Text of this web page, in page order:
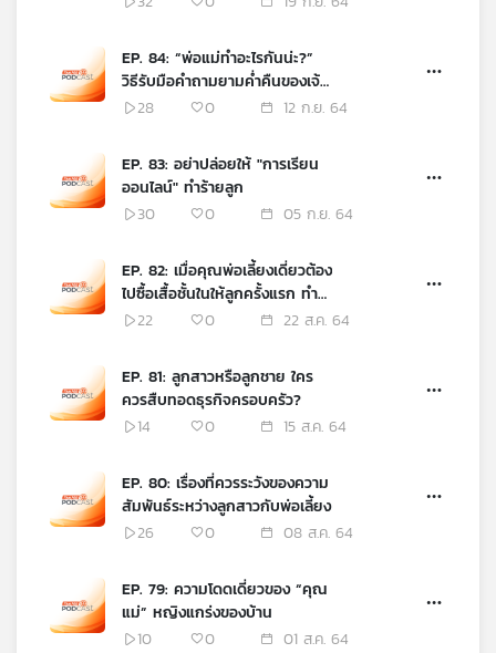
EP. 84: “พ่อแม่ทำอะไรกันน่ะ?”
วิธีรับมือคำถามยามค่ำคืนของเจ้า
ตัวเล็ก
28 0 12 ก.ย. 64
EP. 83: อย่าปล่อยให้ "การเรียน
ออนไลน์" ทำร้ายลูก
30
0 05 ก.ย. 64
EP. 82: เมื่อคุณพ่อเลี้ยงเดี่ยวต้อง
ไปซื้อเสื้อชั้นในให้ลูกครั้งแรก ทำ
อย่างไรดี?
22 0 22 ส.ค. 64
EP. 81: ลูกสาวหรือลูกชาย ใคร
ควรสืบทอดธุรกิจครอบครัว?
14
0 15 ส.ค. 64
EP. 80: เรื่องที่ควรระวังของความ
สัมพันธ์ระหว่างลูกสาวกับพ่อเลี้ยง
26
0 08 ส.ค. 64
EP. 79: ความโดดเดี่ยวของ “คุณ
แม่” หญิงแกร่งของบ้าน
10
0 01 ส.ค. 64